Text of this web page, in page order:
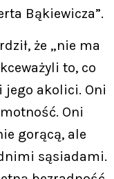
Bąkiewicza”.
że „nie ma
to, co
jego akolici. Oni
Oni
gorącą, ale
sąsiadami.